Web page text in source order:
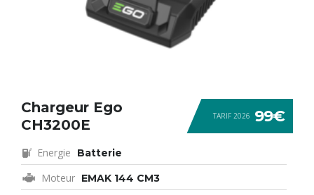
TARIF 2026 99€
Chargeur Ego
CH3200E
Energie Batterie
Moteur EMAK 144 CM3